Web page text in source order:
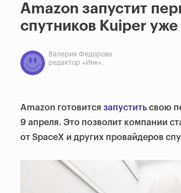
Amazon запустит
спутников Kuiper
Валерия Федорова
редактор «Инк».
Amazon готовится запустить свою
9 апреля. Это позволит компании
от SpaceX и других провайдеров